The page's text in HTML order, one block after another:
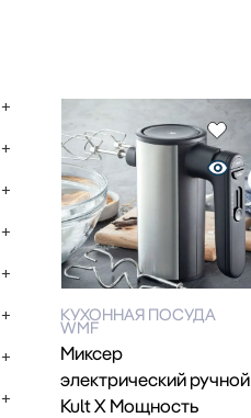
+
+
+
+
+
+
+
+
КУХОННАЯ ПОСУДА
WMF
Миксер
электрический ручной
Kult X Мощность